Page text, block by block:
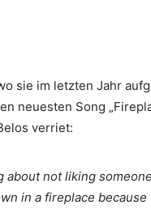
sie im letzten Jahr
neuesten Song
verriet:
about not liking
in a fireplace